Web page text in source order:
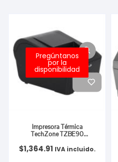
Pregúntanos
por la
disponibilidad
Impresora Térmica
TechZone TZBE90
USB/RJ11
$1,364.91 IVA incluido.